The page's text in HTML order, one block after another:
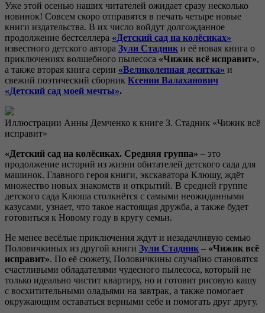
Уже этой осенью наших читателей ожидает сразу несколько
новинок! Совсем скоро отправятся в печать четыре новые
книги издательства. В их число войдут долгожданное
продолжение бестселлера «Детский сад на колёсиках»
известного детского автора Зули Стадник и её новая книга о
приключениях волшебного пылесоса «Чижик всё исправит»,
а также вторая книга серии «Великолепная десятка» и
свежий поэтический сборник Ксении Валаханович
«Детский сад моей мечты».
Иллюстрации Анны Демченко к книге З. Стадник «Чижик всё
исправит»
«Детский сад на колёсиках. Средняя группа» – это
продолжение историй из жизни обитателей детского сада для
машинок. Главного героя книги, экскаватора Клюшу, ждёт
множество новых знакомств и открытий. В средней группе
детского сада Клюша столкнётся с самыми неожиданными
казусами, узнает, что такое настоящая дружба, а также будет
готовиться к Новому году в кругу семьи.
Не менее весёлые приключения ждут и незадачливую семью
Половичкиных из другой книги Зули Стадник – «Чижик всё
исправит». По её сюжету, Половичкины случайно становятся
счастливыми обладателями чудесного пылесоса, который не
только идеально чистит квартиру, но и готовит рисовую кашу
с восхитительными оладьями на завтрак, а также помогает
окружающим оставаться верными себе и помогать друг другу.